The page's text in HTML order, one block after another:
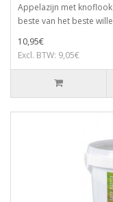
Appelazijn met
beste van het beste
10,95€
Excl. BTW: 9,05€